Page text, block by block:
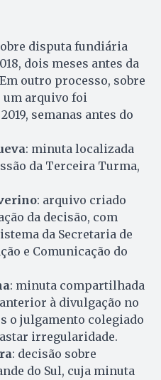
disputa fundiária
dois meses antes da
outro processo, sobre
um arquivo foi
semanas antes do
: minuta localizada
da Terceira Turma,
: arquivo criado
da decisão, com
da Secretaria de
e Comunicação do
: minuta compartilhada
à divulgação no
o julgamento colegiado
irregularidade.
: decisão sobre
do Sul, cuja minuta